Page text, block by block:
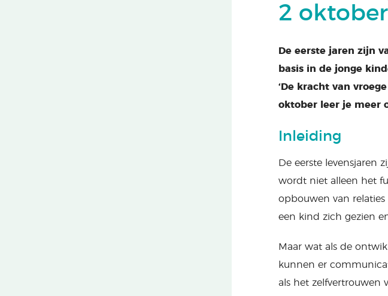
2
De eerste jaren zijn
basis in de jonge
‘De kracht van
oktober leer je meer
Inleiding
De eerste levensjaren
wordt niet alleen het
opbouwen van relaties
een kind zich gezien
Maar wat als de
kunnen er
als het zelfvertrouwen